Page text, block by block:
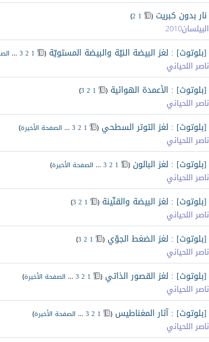
نار بدون كبريت (
1
2
)
البيلسان2010
[بلوتوث] : لغز البيضة النيّة والبيضة المستويّة (
1
2
3
...
ناصر اللحياني
[بلوتوث] : الأعمدة الهوائية (
1
2
3
)
ناصر اللحياني
[بلوتوث] : لغز التوتر السطحي (
1
2
3
... الصفحة الأخيرة)
ناصر اللحياني
[بلوتوث] : لغز البالون (
1
2
3
... الصفحة الأخيرة)
ناصر اللحياني
[بلوتوث] : لغز البيضة والقنّينة (
1
2
3
)
ناصر اللحياني
[بلوتوث] : لغز الضغط الجوّي (
1
2
3
)
ناصر اللحياني
[بلوتوث] : لغز القصور الذاتي (
1
2
3
... الصفحة الأخيرة)
ناصر اللحياني
[بلوتوث] : آثار المغناطيس (
1
2
3
... الصفحة الأخيرة)
ناصر اللحياني